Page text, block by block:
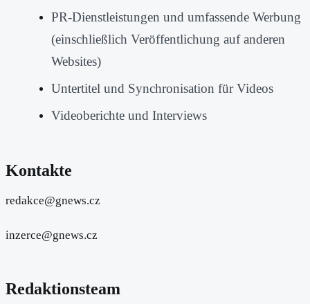
PR-Dienstleistungen und umfassende Werbung
(einschließlich Veröffentlichung auf anderen
Websites)
Untertitel und Synchronisation für Videos
Videoberichte und Interviews
Kontakte
redakce@gnews.cz
inzerce@gnews.cz
Redaktionsteam